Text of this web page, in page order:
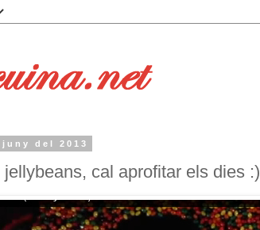
del 2013
cal aprofitar els dies :)